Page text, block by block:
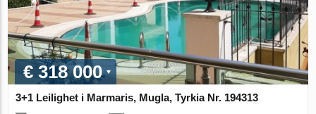
€ 318 000
3+1 Leilighet i Marmaris, Mugla, Tyrkia Nr. 194313